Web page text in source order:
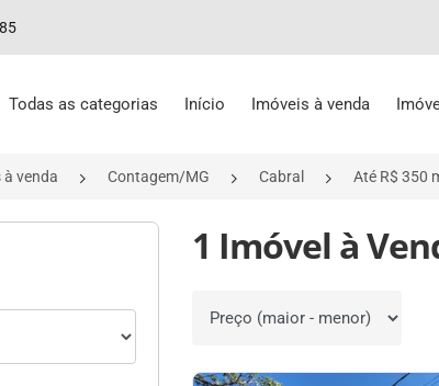
Todas as categorias Início Imóveis à venda
à venda Contagem/MG Cabral Até R$ 350
1 Imóvel à
Ordenar por